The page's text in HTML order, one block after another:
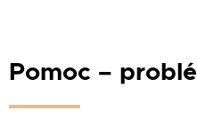
Pomoc –